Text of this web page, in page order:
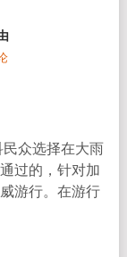
众选择在大雨
过的，针对加
游行。在游行